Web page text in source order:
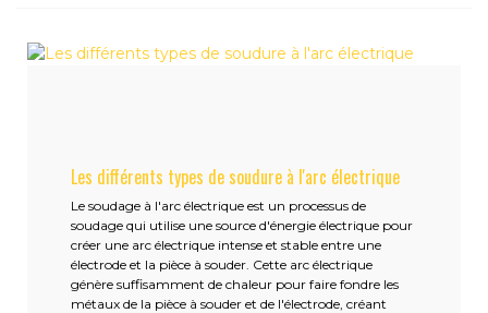
Les différents types de soudure à l'arc électrique
Le soudage à l'arc électrique est un processus de
soudage qui utilise une source d'énergie électrique pour
créer une arc électrique intense et stable entre une
électrode et la pièce à souder. Cette arc électrique
génère suffisamment de chaleur pour faire fondre les
métaux de la pièce à souder et de l'électrode, créant